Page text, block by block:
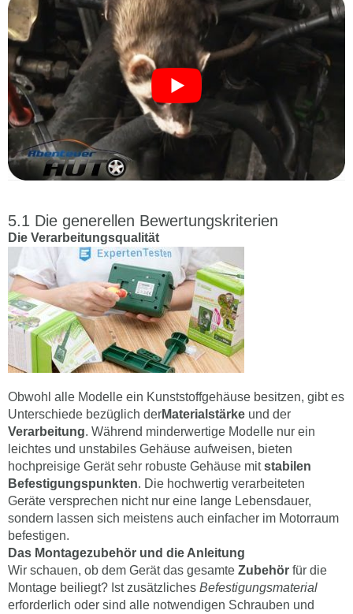
Die generellen Bewertungskriterien
Die Verarbeitungsqualität
Obwohl alle Modelle ein Kunststoffgehäuse besitzen, gibt es
Unterschiede bezüglich derMaterialstärke und der
Verarbeitung. Während minderwertige Modelle nur ein
leichtes und unstabiles Gehäuse aufweisen, bieten
hochpreisige Gerät sehr robuste Gehäuse mitstabilen
Befestigungspunkten. Die hochwertig verarbeiteten
Geräte versprechen nicht nur eine lange Lebensdauer,
sondern lassen sich meistens auch einfacher im Motorraum
befestigen.
Das Montagezubehör und die Anleitung
Wir schauen, ob dem Gerät das gesamte Zubehör für die
Montage beiliegt? Ist zusätzliches Befestigungsmaterial
erforderlich oder sind alle notwendigen Schrauben und